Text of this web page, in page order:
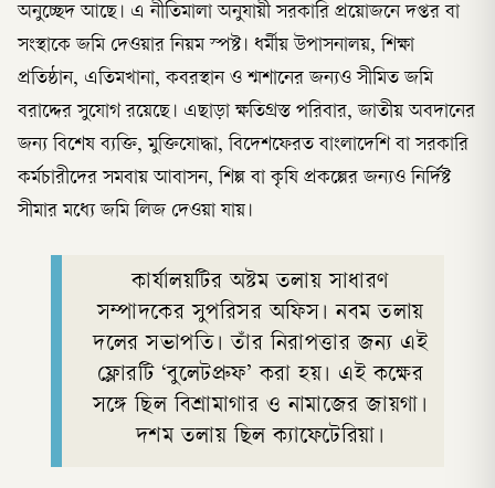
অনুচ্ছেদ আছে। এ নীতিমালা অনুযায়ী সরকারি প্রয়োজনে দপ্তর বা
সংস্থাকে জমি দেওয়ার নিয়ম স্পষ্ট। ধর্মীয় উপাসনালয়, শিক্ষা
প্রতিষ্ঠান, এতিমখানা, কবরস্থান ও শ্মশানের জন্যও সীমিত জমি
বরাদ্দের সুযোগ রয়েছে। এছাড়া ক্ষতিগ্রস্ত পরিবার, জাতীয় অবদানের
জন্য বিশেষ ব্যক্তি, মুক্তিযোদ্ধা, বিদেশফেরত বাংলাদেশি বা সরকারি
কর্মচারীদের সমবায় আবাসন, শিল্প বা কৃষি প্রকল্পের জন্যও নির্দিষ্ট
সীমার মধ্যে জমি লিজ দেওয়া যায়।
কার্যালয়টির অষ্টম তলায় সাধারণ
সম্পাদকের সুপরিসর অফিস। নবম তলায়
দলের সভাপতি। তাঁর নিরাপত্তার জন্য এই
ফ্লোরটি ‘বুলেটপ্রুফ’ করা হয়। এই কক্ষের
সঙ্গে ছিল বিশ্রামাগার ও নামাজের জায়গা।
দশম তলায় ছিল ক্যাফেটেরিয়া।